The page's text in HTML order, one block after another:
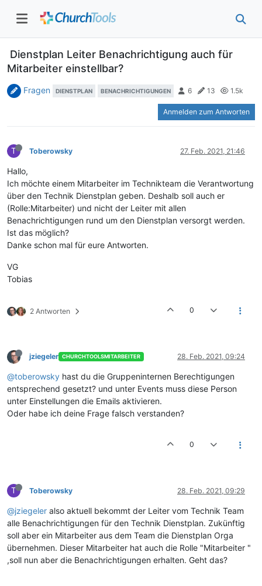
Dienstplan Leiter Benachrichtigung auch für
Mitarbeiter einstellbar?
Fragen DIENSTPLAN BENACHRICHTIGUNGEN 6 13 1.5k
Anmelden zum Antworten
T Toberowsky 27. Feb. 2021, 21:46
Hallo,
Ich möchte einem Mitarbeiter im Technikteam die Verantwortung
über den Technik Dienstplan geben. Deshalb soll auch er
(Rolle:Mitarbeiter) und nicht der Leiter mit allen
Benachrichtigungen rund um den Dienstplan versorgt werden.
Ist das möglich?
Danke schon mal für eure Antworten.
VG
Tobias
2 Antworten 0
jziegeler CHURCHTOOLSMITARBEITER 28. Feb. 2021, 09:24
@toberowsky hast du die Gruppeninternen Berechtigungen
entsprechend gesetzt? und unter Events muss diese Person
unter Einstellungen die Emails aktivieren.
Oder habe ich deine Frage falsch verstanden?
0
T Toberowsky 28. Feb. 2021, 09:29
@jziegeler also aktuell bekommt der Leiter vom Technik Team
alle Benachrichtigungen für den Technik Dienstplan. Zukünftig
soll aber ein Mitarbeiter aus dem Team die Dienstplan Orga
übernehmen. Dieser Mitarbeiter hat auch die Rolle "Mitarbeiter "
,soll nun aber die Benachrichtigungen erhalten. Geht das?